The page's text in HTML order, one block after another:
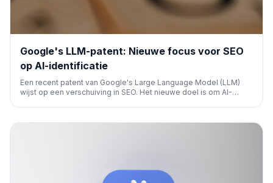
Google's LLM-patent: Nieuwe focus voor SEO
op AI-identificatie
Een recent patent van Google's Large Language Model (LLM)
wijst op een verschuiving in SEO. Het nieuwe doel is om AI-
overzichten.